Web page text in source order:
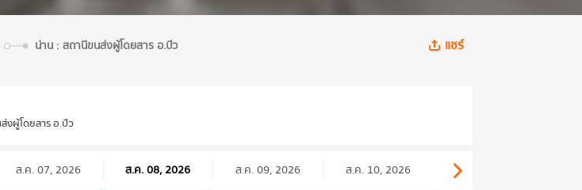
น่าน : สถานีขนส่งผู้โดยสาร อ.ปัว
แชร์
งผู้โดยสาร อ.ปัว
ส.ค. 07, 2026 ส.ค. 08, 2026 ส.ค. 09, 2026 ส.ค. 10, 2026